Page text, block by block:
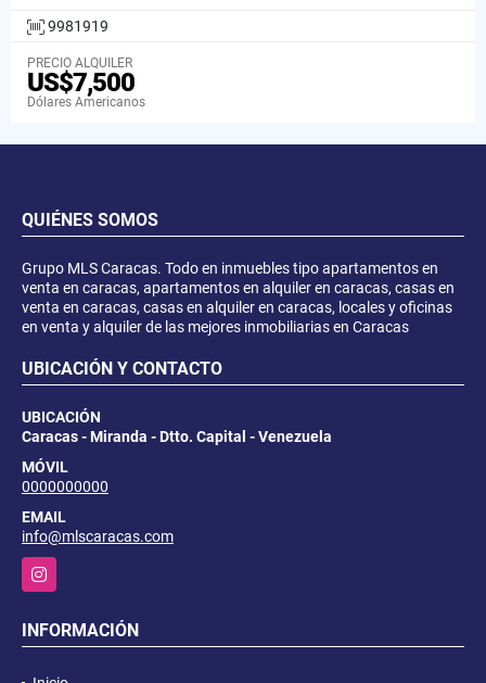
9981919
PRECIO ALQUILER
US$7,500
Dólares Americanos
QUIÉNES SOMOS
Grupo MLS Caracas. Todo en inmuebles tipo apartamentos en
venta en caracas, apartamentos en alquiler en caracas, casas en
venta en caracas, casas en alquiler en caracas, locales y oficinas
en venta y alquiler de las mejores inmobiliarias en Caracas
UBICACIÓN Y CONTACTO
UBICACIÓN
Caracas - Miranda - Dtto. Capital - Venezuela
MÓVIL
0000000000
EMAIL
info@mlscaracas.com
Instagram
INFORMACIÓN